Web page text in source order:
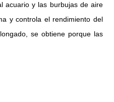
acuario y las burbujas de aire
y controla el rendimiento del
se obtiene porque las